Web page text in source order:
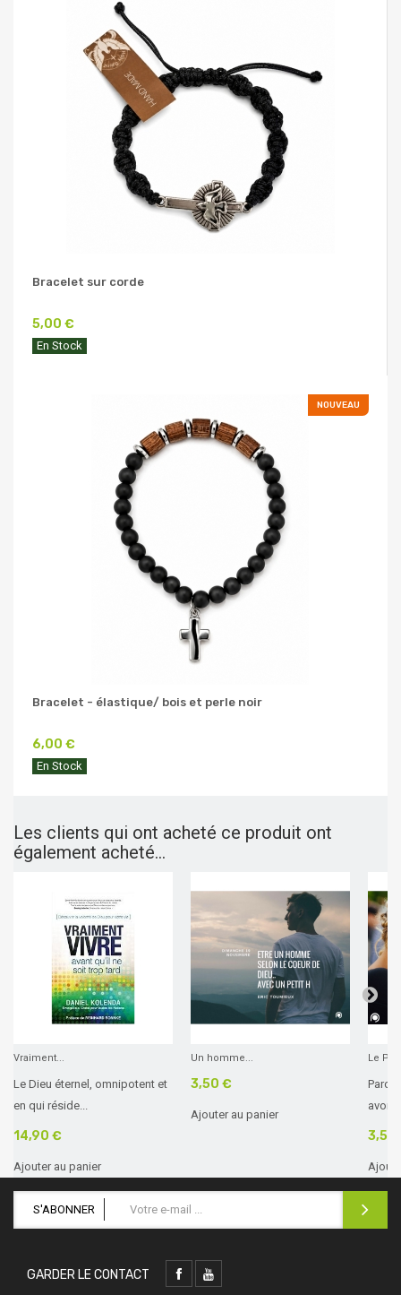
Bracelet sur corde
5,00 €
En Stock
NOUVEAU
Bracelet - élastique/ bois et perle noir
6,00 €
En Stock
Les clients qui ont acheté ce produit ont
également acheté...
Vraiment...
Le Dieu éternel, omnipotent et
en qui réside...
14,90 €
Ajouter au panier
Un homme...
3,50 €
Ajouter au panier
Le
3,50
S'ABONNER
GARDER LE CONTACT